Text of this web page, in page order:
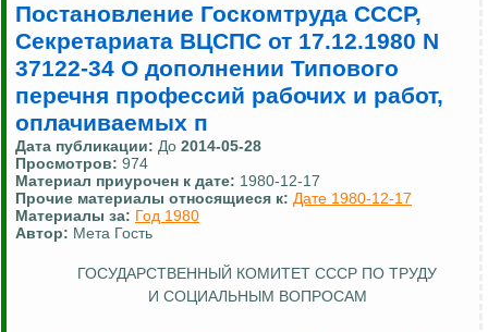
Постановление Госкомтруда СССР,
Секретариата ВЦСПС от 17.12.1980 N
37122-34 О дополнении Типового
перечня профессий рабочих и работ,
оплачиваемых п
Дата публикации: До 2014-05-28
Просмотров: 974
Материал приурочен к дате: 1980-12-17
Прочие материалы относящиеся к: Дате 1980-12-17
Материалы за: Год 1980
Автор: Мета Гость
ГОСУДАРСТВЕННЫЙ КОМИТЕТ СССР ПО ТРУДУ
И СОЦИАЛЬНЫМ ВОПРОСАМ